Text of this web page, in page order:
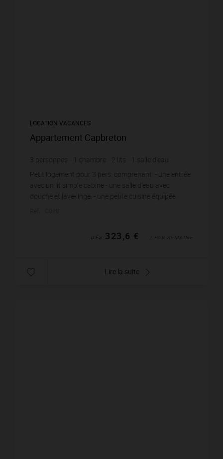
LOCATION VACANCES
Appartement Capbreton
3 personnes chambre 2 lits
salle d'eau
Petit logement pour 3 pers. comprenant: - une entrée
avec un lit simple cabine - une salle d'eau avec
douche et lave-linge. - une petite cuisine équipée
DÈS 323,6 €
Lire la suite